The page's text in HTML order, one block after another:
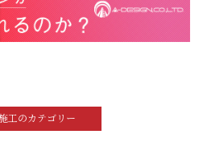
工のカテゴリー